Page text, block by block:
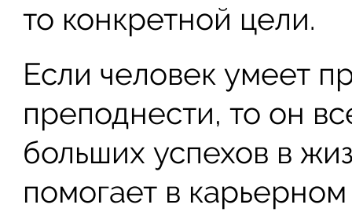
то конкретной цели.
Если человек умеет
преподнести, то он
больших успехов в
помогает в